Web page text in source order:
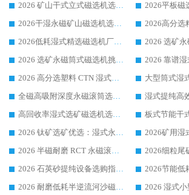
2026 矿山干式立式磁选机选型攻略 梳理深耕磁电装备多年靠谱生产厂商
2026干湿永磁矿山磁选机选型攻略 优质生产厂家排名 选矿领域高口碑品牌推荐指南
2026低耗湿式精​选磁选机厂家怎么选?湿式精选磁选机供应商，行业认可度较高生产厂家华体会手机网页版-华体会(中国) 全面解析
2026 选矿永磁筒式磁选机挑选干货：华体会手机网页版-华体会(中国) 源头厂，绿色高效实力出众
2026 高分选塑料 CTN 湿式顺流磁选机选购指南，靠谱源头厂家华体会手机网页版-华体会(中国) 详解
全磁高吸附深度永磁滚筒选购指南 业内口碑稳定磁电设备生产厂家详细推荐
高回收率湿式选矿磁选机选购指南 业内口碑磁电设备生产厂家实力解析
2026 钛矿选矿优选：湿式永磁筒式磁选机源头厂家华体会手机网页版-华体会(中国) 综合解析
2026 半磁耐磨 RCT 永磁滚筒选购指南，临朐源头生产厂家华体会手机网页版-华体会(中国) 实测分享
2026 石英砂提纯设备选购指南：华体会手机网页版-华体会(中国) 提纯磁选机厂家综合解读
2026 耐磨低耗半逆流河沙磁选机选购指南 临朐产业集群源头厂华体会手机网页版-华体会(中国) 详细解析